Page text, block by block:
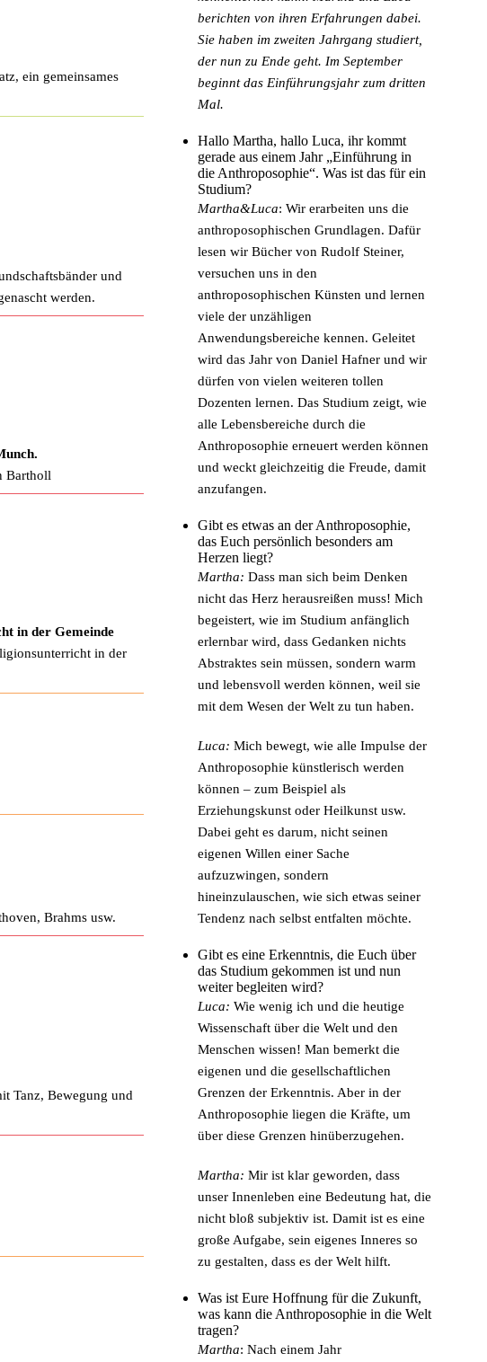
ein gemeinsames
und
werden.
Bartholl
in der Gemeinde
in der
Brahms usw.
Tanz, Bewegung und
berichten von ihren Erfahrungen dabei.
Sie haben im zweiten Jahrgang studiert,
der nun zu Ende geht. Im September
beginnt das Einführungsjahr zum dritten
Mal.
Hallo Martha, hallo Luca, ihr kommt
gerade aus einem Jahr „Einführung in
die Anthroposophie“. Was ist das für ein
Studium?
Martha&Luca: Wir erarbeiten uns die
anthroposophischen Grundlagen. Dafür
lesen wir Bücher von Rudolf Steiner,
versuchen uns in den
anthroposophischen Künsten und lernen
viele der unzähligen
Anwendungsbereiche kennen. Geleitet
wird das Jahr von Daniel Hafner und wir
dürfen von vielen weiteren tollen
Dozenten lernen. Das Studium zeigt, wie
alle Lebensbereiche durch die
Anthroposophie erneuert werden können
und weckt gleichzeitig die Freude, damit
anzufangen.
Gibt es etwas an der Anthroposophie,
das Euch persönlich besonders am
Herzen liegt?
Martha: Dass man sich beim Denken
nicht das Herz herausreißen muss! Mich
begeistert, wie im Studium anfänglich
erlernbar wird, dass Gedanken nichts
Abstraktes sein müssen, sondern warm
und lebensvoll werden können, weil sie
mit dem Wesen der Welt zu tun haben.
Luca: Mich bewegt, wie alle Impulse der
Anthroposophie künstlerisch werden
können – zum Beispiel als
Erziehungskunst oder Heilkunst usw.
Dabei geht es darum, nicht seinen
eigenen Willen einer Sache
aufzuzwingen, sondern
hineinzulauschen, wie sich etwas seiner
Tendenz nach selbst entfalten möchte.
Gibt es eine Erkenntnis, die Euch über
das Studium gekommen ist und nun
weiter begleiten wird?
Luca: Wie wenig ich und die heutige
Wissenschaft über die Welt und den
Menschen wissen! Man bemerkt die
eigenen und die gesellschaftlichen
Grenzen der Erkenntnis. Aber in der
Anthroposophie liegen die Kräfte, um
über diese Grenzen hinüberzugehen.
Martha: Mir ist klar geworden, dass
unser Innenleben eine Bedeutung hat, die
nicht bloß subjektiv ist. Damit ist es eine
große Aufgabe, sein eigenes Inneres so
zu gestalten, dass es der Welt hilft.
Was ist Eure Hoffnung für die Zukunft,
was kann die Anthroposophie in die Welt
tragen?
Martha: Nach einem Jahr